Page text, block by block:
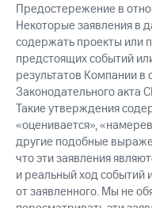
Предостережение в
Некоторые заявления в
содержать проекты или
предстоящих событий
результатов Компании в
Законодательного акта
Такие утверждения
«оценивается»,
другие подобные
что эти заявления
и реальный ход событий
от заявленного. Мы не